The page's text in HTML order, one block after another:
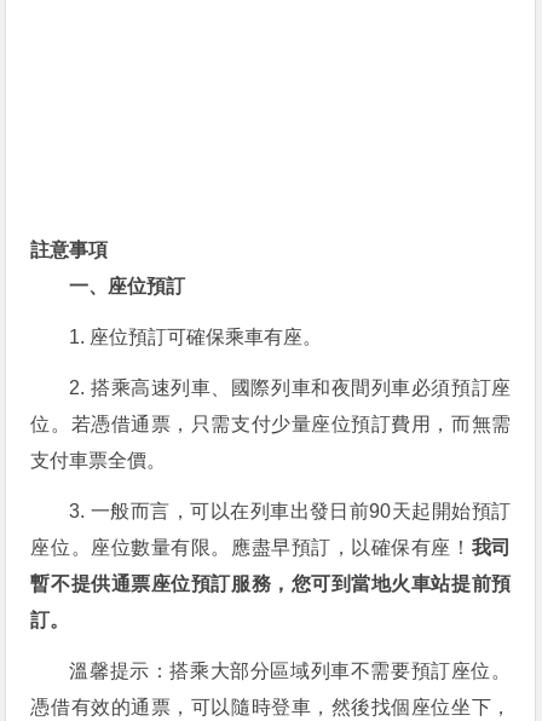
註意事項
一、座位預訂
1. 座位預訂可確保乘車有座。
2. 搭乘高速列車、國際列車和夜間列車必須預訂座
位。若憑借通票，只需支付少量座位預訂費用，而無需
支付車票全價。
3. 一般而言，可以在列車出發日前90天起開始預訂
座位。座位數量有限。應盡早預訂，以確保有座！ 我司
暫不提供通票座位預訂服務，您可到當地火車站提前預
訂。
溫馨提示：搭乘大部分區域列車不需要預訂座位。
憑借有效的通票，可以隨時登車，然後找個座位坐下，